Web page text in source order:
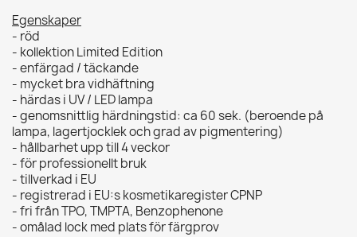
Egenskaper
- röd
- kollektion Limited Edition
- enfärgad / täckande
- mycket bra vidhäftning
- härdas i UV / LED lampa
- genomsnittlig härdningstid: ca 60 sek. (beroende på
lampa, lagertjocklek och grad av pigmentering)
- hållbarhet upp till 4 veckor
- för professionellt bruk
- tillverkad i EU
- registrerad i EU:s kosmetikaregister CPNP
- fri från TPO, TMPTA, Benzophenone
- omålad lock med plats för färgprov